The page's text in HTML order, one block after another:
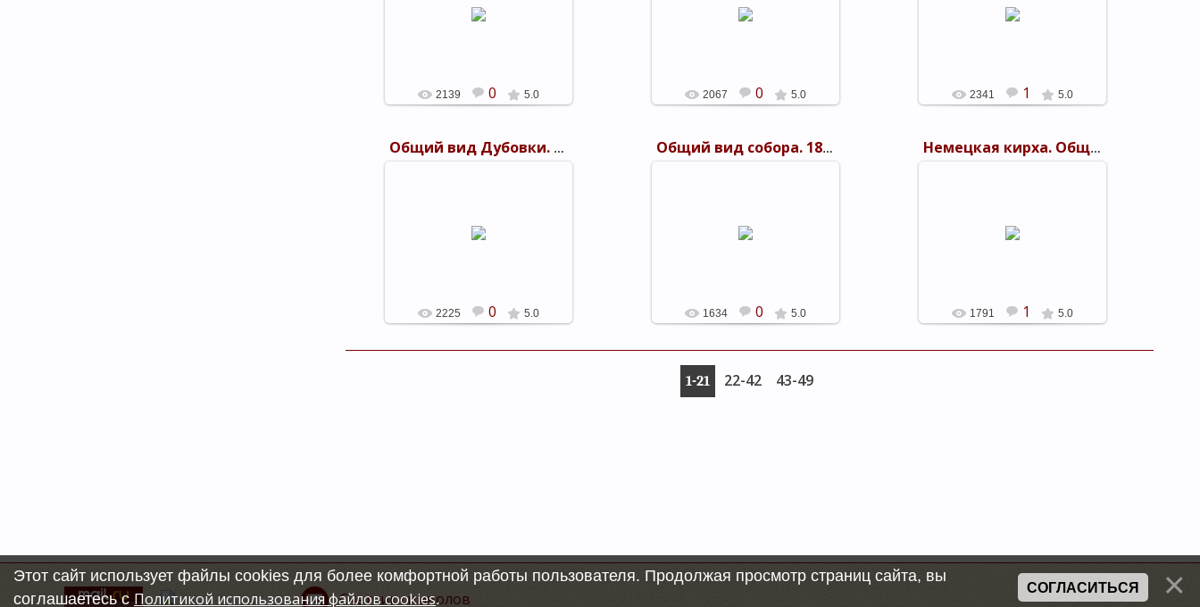
2139 0 5.0
стороны реки Волги. 1894 г.
2067 0 5.0
стороны реки Волги. 1894 г.
2341 1 5.0
Общий вид Дубовки. 1894 г. посад Дубовка
2225 0 5.0
Общий вид собора. 1894 г. г. Саратов
1634 0 5.0
Немецкая кирха. Общий вид. 1894 г. г. Саратов
1791 1 5.0
1-21 22-42 43-49
Счетчик символов Хостинг отuCoz
Этот сайт использует файлы cookies для более комфортной работы пользователя. Продолжая просмотр страниц сайта, вы
соглашаетесь с Политикой использования файлов cookies.
СОГЛАСИТЬСЯ